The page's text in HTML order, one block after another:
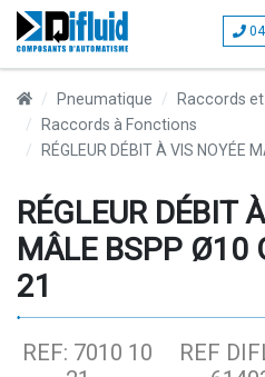
04
Pneumatique
Raccords
Raccords à Fonctions
RÉGLEUR DÉBIT À VIS NOYÉE
RÉGLEUR DÉBIT
MÂLE BSPP
21
REF: 7010 10
REF